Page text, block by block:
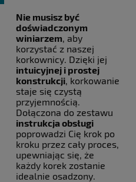
Nie musisz być
doświadczonym
winiarzem, aby
korzystać z naszej
korkownicy. Dzięki jej
intuicyjnej i prostej
konstrukcji, korkowanie
staje się czystą
przyjemnością.
Dołączona do zestawu
instrukcja obsługi
poprowadzi Cię krok po
kroku przez cały proces,
upewniając się, że
każdy korek zostanie
idealnie osadzony.